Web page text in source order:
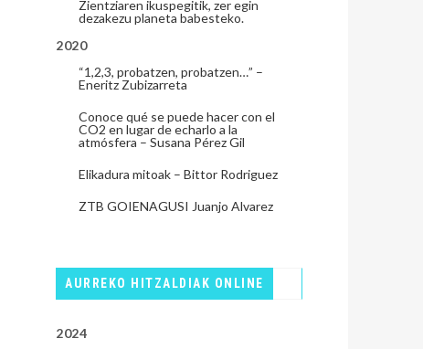
Zientziaren ikuspegitik, zer egin
dezakezu planeta babesteko.
2020
“1,2,3, probatzen, probatzen…” –
Eneritz Zubizarreta
Conoce qué se puede hacer con el
CO2 en lugar de echarlo a la
atmósfera – Susana Pérez Gil
Elikadura mitoak – Bittor Rodriguez
ZTB GOIENAGUSI Juanjo Alvarez
AURREKO HITZALDIAK ONLINE
2024